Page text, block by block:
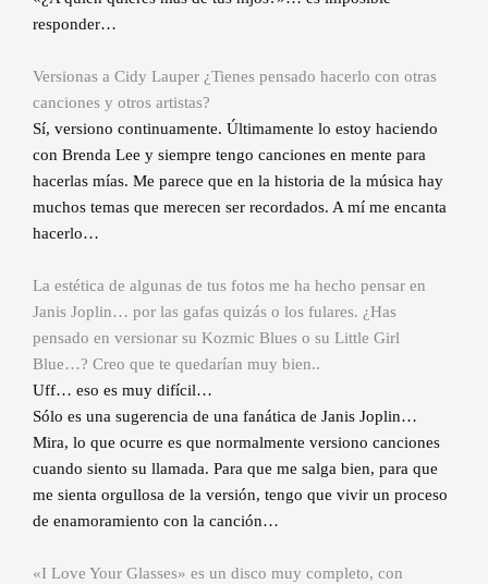
responder…
Versionas a Cidy Lauper ¿Tienes pensado hacerlo con otras
canciones y otros artistas?
Sí, versiono continuamente. Últimamente lo estoy haciendo
con Brenda Lee y siempre tengo canciones en mente para
hacerlas mías. Me parece que en la historia de la música hay
muchos temas que merecen ser recordados. A mí me encanta
hacerlo…
La estética de algunas de tus fotos me ha hecho pensar en
Janis Joplin… por las gafas quizás o los fulares. ¿Has
pensado en versionar su Kozmic Blues o su Little Girl
Blue…? Creo que te quedarían muy bien..
Uff… eso es muy difícil…
Sólo es una sugerencia de una fanática de Janis Joplin…
Mira, lo que ocurre es que normalmente versiono canciones
cuando siento su llamada. Para que me salga bien, para que
me sienta orgullosa de la versión, tengo que vivir un proceso
de enamoramiento con la canción…
«I Love Your Glasses» es un disco muy completo, con